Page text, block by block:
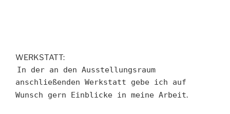
WERKSTATT:
In der an den Ausstellungsraum
anschließenden Werkstatt gebe ich auf
Wunsch gern Einblicke in meine Arbeit.